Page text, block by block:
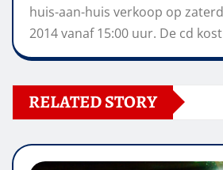
huis-aan-huis verkoop op
2014 vanaf 15:00 uur. De cd
RELATED STORY